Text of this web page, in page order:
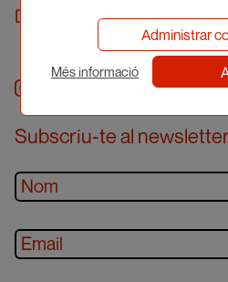
Demanar cita prèvia
youtube
Subscriu-te al newsletter
Administrar
Més informació